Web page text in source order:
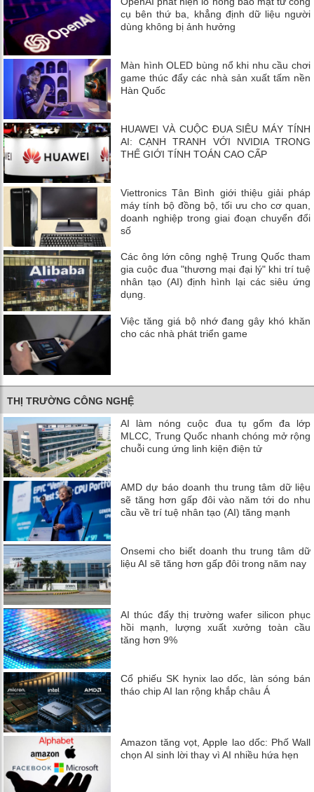
cụ bên thứ ba, khẳng định dữ liệu người
dùng không bị ảnh hưởng
Màn hình OLED bùng nổ khi nhu cầu chơi
game thúc đẩy các nhà sản xuất tấm nền
Hàn Quốc
HUAWEI VÀ CUỘC ĐUA SIÊU MÁY TÍNH
AI: CẠNH TRANH VỚI NVIDIA TRONG
THẾ GIỚI TÍNH TOÁN CAO CẤP
Viettronics Tân Bình giới thiệu giải pháp
máy tính bộ đồng bộ, tối ưu cho cơ quan,
doanh nghiệp trong giai đoạn chuyển đổi
số
Các ông lớn công nghệ Trung Quốc tham
gia cuộc đua "thương mại đại lý" khi trí tuệ
nhân tạo (AI) định hình lại các siêu ứng
dụng.
Việc tăng giá bộ nhớ đang gây khó khăn
cho các nhà phát triển game
THỊ TRƯỜNG CÔNG NGHỆ
AI làm nóng cuộc đua tụ gốm đa lớp
MLCC, Trung Quốc nhanh chóng mở rộng
chuỗi cung ứng linh kiện điện tử
AMD dự báo doanh thu trung tâm dữ liệu
sẽ tăng hơn gấp đôi vào năm tới do nhu
cầu về trí tuệ nhân tạo (AI) tăng mạnh
Onsemi cho biết doanh thu trung tâm dữ
liệu AI sẽ tăng hơn gấp đôi trong năm nay
AI thúc đẩy thị trường wafer silicon phục
hồi mạnh, lượng xuất xưởng toàn cầu
tăng hơn 9%
Cổ phiếu SK hynix lao dốc, làn sóng bán
tháo chip AI lan rộng khắp châu Á
Amazon tăng vọt, Apple lao dốc: Phố Wall
chọn AI sinh lời thay vì AI nhiều hứa hẹn